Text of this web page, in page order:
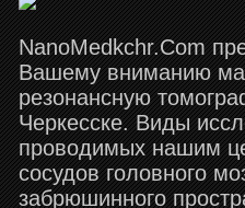
NanoMedkchr.Com
Вашему вниманию
резонансную
Черкесске. Виды
проводимых нашим
сосудов головного
забрюшинного